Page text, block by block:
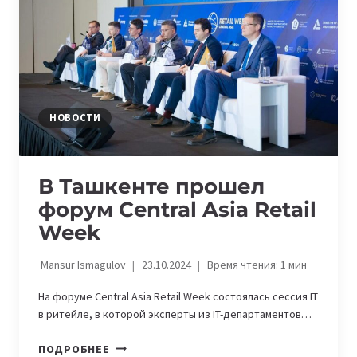
НОВОСТИ
В Ташкенте прошел
форум Central Asia Retail
Week
Mansur Ismagulov 23.10.2024 Время чтения: 1мин
На форуме Central Asia Retail Week состоялась сессия IT
в ритейле, в которой эксперты из IT-департаментов…
ПОДРОБНЕЕ В